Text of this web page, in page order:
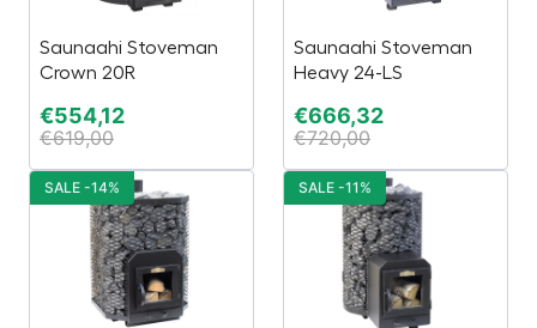
Saunaahi Stoveman
Crown 20R
€554,12
€619,00
Saunaahi Stoveman
Heavy 24-LS
€666,32
€720,00
SALE -14% SALE -11%